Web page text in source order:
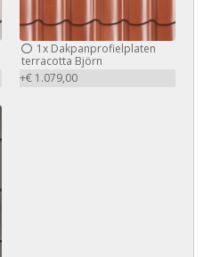
1xDakpanprofielplaten
terracotta Björn
+€ 1.079,00